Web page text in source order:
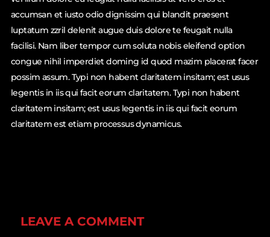
accumsan et iusto odio dignissim qui blandit praesent
luptatum zzril delenit augue duis dolore te feugait nulla
facilisi. Nam liber tempor cum soluta nobis eleifend option
congue nihil imperdiet doming id quod mazim placerat facer
possim assum. Typi non habent claritatem insitam; est usus
legentis in iis qui facit eorum claritatem. Typi non habent
claritatem insitam; est usus legentis in iis qui facit eorum
claritatem est etiam processus dynamicus.
LEAVE A COMMENT